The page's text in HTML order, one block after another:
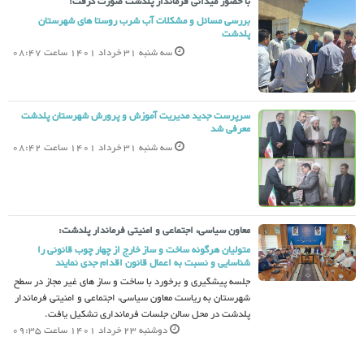
بررسی مسائل و مشکلات آب شرب روستا های شهرستان
پلدشت
سه شنبه 31 خرداد 1401 ساعت 08:47
سرپرست جدید مدیریت آموزش و پرورش شهرستان پلدشت
معرفی شد
سه شنبه 31 خرداد 1401 ساعت 08:42
معاون سیاسی، اجتماعی و امنیتی فرماندار پلدشت:
متولیان هرگونه ساخت و ساز خارج از چهار چوب قانونی را
شناسایی و نسبت به اعمال قانون اقدام جدی نمایند
جلسه پیشگیری و برخورد با ساخت و ساز های غیر مجاز در سطح
شهرستان به ریاست معاون سیاسی، اجتماعی و امنیتی فرماندار
پلدشت در محل سالن جلسات فرمانداری تشکیل یافت.
دوشنبه 23 خرداد 1401 ساعت 09:35